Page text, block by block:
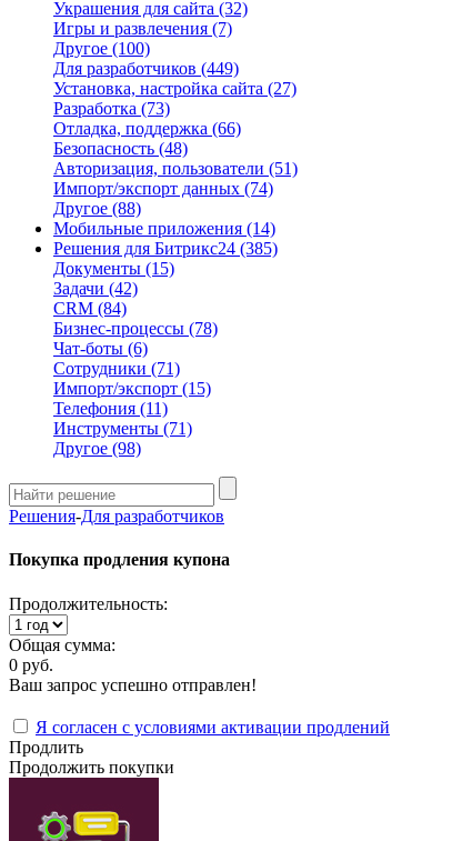
Украшения для сайта (32)
Игры и развлечения (7)
Другое (100)
Для разработчиков (449)
Установка, настройка сайта (27)
Разработка (73)
Отладка, поддержка (66)
Безопасность (48)
Авторизация, пользователи (51)
Импорт/экспорт данных (74)
Другое (88)
Мобильные приложения (14)
Решения для Битрикс24 (385)
Документы (15)
Задачи (42)
CRM (84)
Бизнес-процессы (78)
Чат-боты (6)
Сотрудники (71)
Импорт/экспорт (15)
Телефония (11)
Инструменты (71)
Другое (98)
Решения-Для разработчиков
Покупка продления купона
Продолжительность:
Общая сумма:
0 руб.
Ваш запрос успешно отправлен!
Я согласен с условиями активации продлений
Продлить
Продолжить покупки